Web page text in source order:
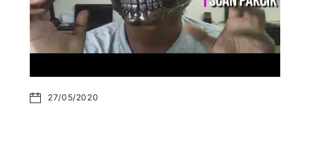
27/05/2020